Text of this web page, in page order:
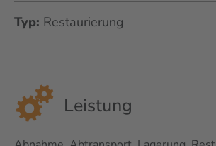
Typ: Restaurierung
Leistung